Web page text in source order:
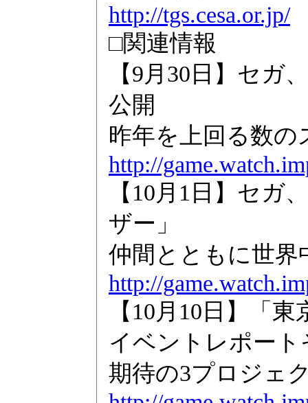
http://tgs.cesa.or.jp/
□関連情報
【9月30日】セガ
公開
昨年を上回る数
http://
【10月1日】セガ
ザー」
仲間とともに世界
http://
【10月10日】「
イベントレポート
期待の3プロジェ